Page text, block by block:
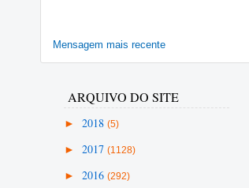
Mensagem mais recente
ARQUIVO DO SITE
► 2018 (5)
► 2017 (1128)
► 2016 (292)